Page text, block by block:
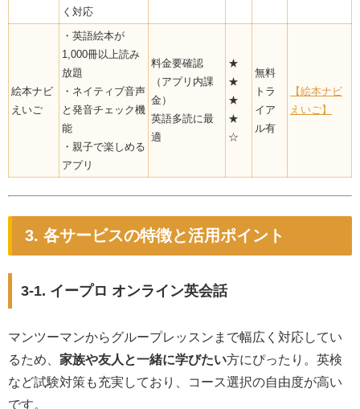
く対応
絵本ナビ
えいご
・英語絵本が
1,000冊以上読み
放題
・ネイティブ音声
と発音チェック機
能
・親子で楽しめる
アプリ
料金要確認
（アプリ内課
金）
英語多読に最
適
★
★
★
★
☆
無料
トラ
イア
ル有
【絵本ナビ
えいご】
3. 各サービスの特徴と活用ポイント
3-1. イープロ オンライン英会話
マンツーマンからグループレッスンまで幅広く対応してい
るため、 家族や友人と一緒に学びたい方にぴったり。英検
など試験対策も充実しており、コース選択の自由度が高い
です。